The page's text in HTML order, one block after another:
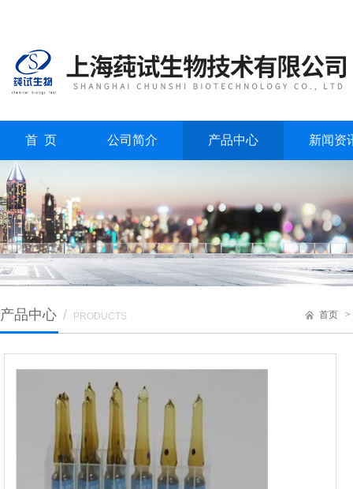
首 页 公司简介 产品中心 新闻资
产品中心 / PRODUCTS 首页